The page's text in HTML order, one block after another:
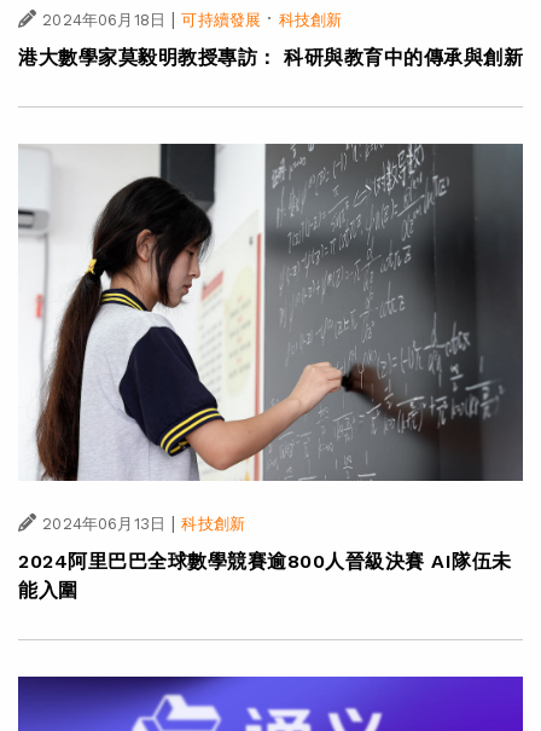
2024年06月18日 | 可持續發展 · 科技創新
港大數學家莫毅明教授專訪： 科研與教育中的傳承與創新
2024年06月13日 | 科技創新
2024阿里巴巴全球數學競賽逾800人晉級決賽 AI隊伍未
能入圍